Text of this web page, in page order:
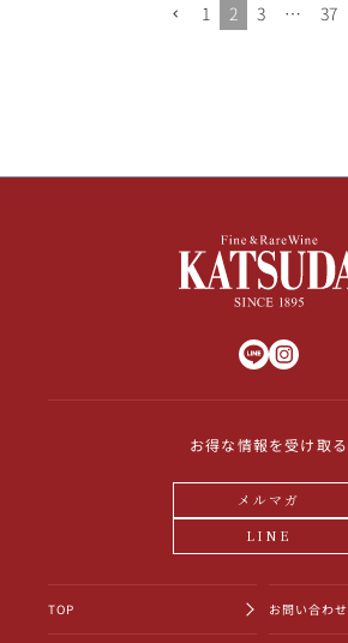
1
2 3 … 37
お得な情報を受け取る
メルマガ
LINE
TOP お問い合わせ